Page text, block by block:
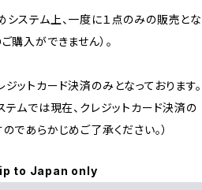
ステム上、一度に１点のみの販売とな
購入ができません）。
ットカード決済のみとなっております。
テムでは現在、クレジットカード決済の
であらかじめご了承ください。）
to Japan only